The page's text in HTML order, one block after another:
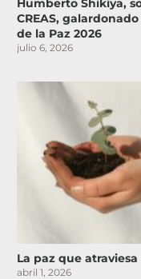
Humberto Shikiya,
CREAS,
de la Paz 2026
julio 6, 2026
La paz que
abril 1, 2026